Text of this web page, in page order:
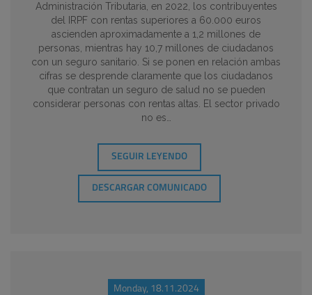
Administración Tributaria, en 2022, los contribuyentes
del IRPF con rentas superiores a 60.000 euros
ascienden aproximadamente a 1,2 millones de
personas, mientras hay 10,7 millones de ciudadanos
con un seguro sanitario. Si se ponen en relación ambas
cifras se desprende claramente que los ciudadanos
que contratan un seguro de salud no se pueden
considerar personas con rentas altas. El sector privado
no es…
SEGUIR LEYENDO
DESCARGAR COMUNICADO
Monday, 18.11.2024